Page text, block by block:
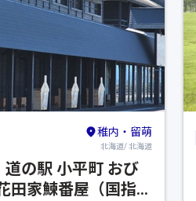
稚内・留萌
北海道/ 北海道
道の駅 小平町 おび
家鰊番屋（国指定